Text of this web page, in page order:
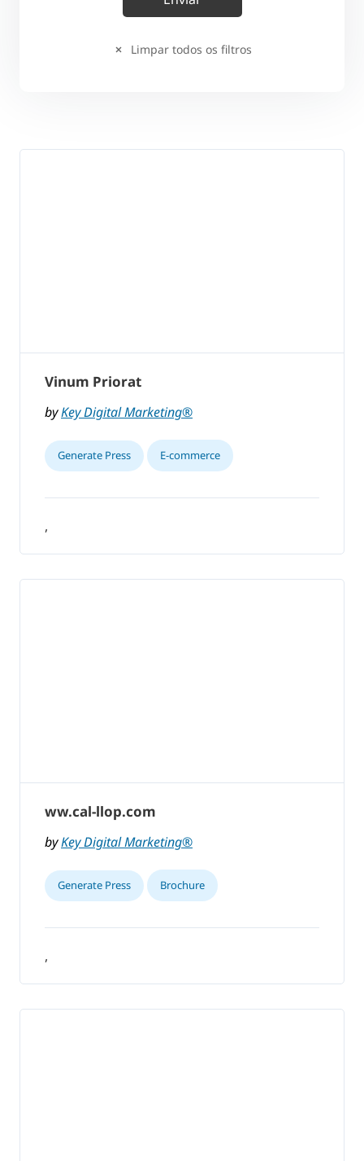
Limpar todos os filtros
Vinum Priorat
byKey Digital Marketing®
Generate Press E-commerce
,
ww.cal-llop.com
byKey Digital Marketing®
Generate Press Brochure
,